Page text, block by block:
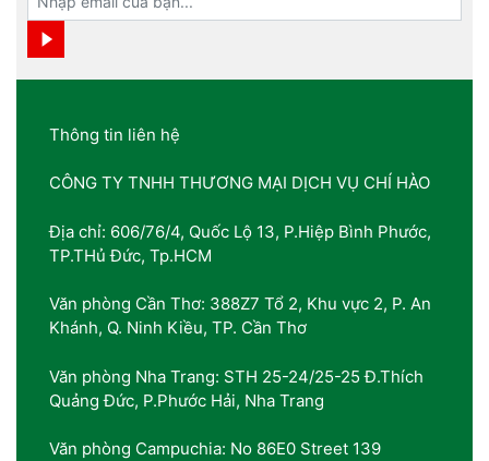
Thông tin liên hệ
CÔNG TY TNHH THƯƠNG MẠI DỊCH VỤ CHÍ HÀO
Địa chỉ: 606/76/4, Quốc Lộ 13, P.Hiệp Bình Phước,
TP.THủ Đức, Tp.HCM
Văn phòng Cần Thơ: 388Z7 Tổ 2, Khu vực 2, P. An
Khánh, Q. Ninh Kiều, TP. Cần Thơ
Văn phòng Nha Trang: STH 25-24/25-25 Đ.Thích
Quảng Đức, P.Phước Hải, Nha Trang
Văn phòng Campuchia: No 86E0 Street 139